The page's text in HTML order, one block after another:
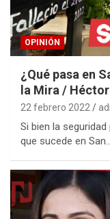
OPINIÓN
¿Qué pasa en
la Mira /
22 febrero 2022
Si bien la
que sucede en